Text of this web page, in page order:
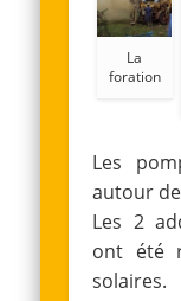
La
foration
Les
autour
Les 2
ont été
solaires.